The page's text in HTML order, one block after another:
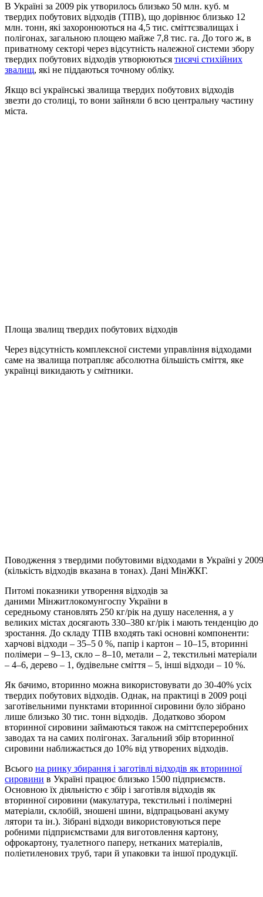
В Україні за 2009 рік утворилось близько 50 млн. куб. м
твердих побутових відходів (ТПВ), що дорівнює близько 12
млн. тонн, які захоронюються на 4,5 тис. сміттєзвалищах і
полігонах, загальною площею майже 7,8 тис. га. До того ж, в
приватному секторі через відсутність належної системи збору
твердих побутових відходів утворюються тисячі стихійних
звалищ, які не піддаються точному обліку.
Якщо всі українські звалища твердих побутових відходів
звезти до столиці, то вони зайняли б всю центральну частину
міста.
Площа звалищ твердих побутових відходів
Через відсутність комплексної системи управління відходами
саме на звалища потрапляє абсолютна більшість сміття, яке
українці викидають у смітники.
Поводження з твердими побутовими відходами в Україні у
(кількість відходів вказана в тонах). Дані МінЖКГ.
Питомі показники утворення відходів за
даними Мінжитлокомунгоспу України в
середньому становлять 250 кг/рік на душу населення, а у
великих містах досягають 330–380 кг/рік і мають тенденцію до
зростання. До складу ТПВ входять такі основні компоненти:
харчові відходи – 35–5 0 %, папір і картон – 10–15, вторинні
полімери – 9–13, скло – 8–10, метали – 2, текстильні матеріали
– 4–6, дерево – 1, будівельне сміття – 5, інші відходи – 10 %.
Як бачимо, вторинно можна використовувати до 30-40% усіх
твердих побутових відходів. Однак, на практиці в 2009 році
заготівельними пунктами вторинної сировини було зібрано
лише близько 30 тис. тонн відходів. Додатково збором
вторинної сировини займаються також на сміттєпереробних
заводах та на самих полігонах. Загальний збір вторинної
сировини наближається до 10% від утворених відходів.
Всього на ринку збирання і заготівлі відходів як вторинної
сировини в Україні працює близько 1500 підприємств.
Основною їх діяльністю є збір і заготівля відходів як
вторинної сировини (макулатура, текстильні і полімерні
матеріали, склобій, зношені шини, відпрацьовані акуму
лятори та ін.). Зібрані відходи використовуються пере
робними підприємствами для виготовлення картону,
офрокартону, туалетного паперу, нетканих матеріалів,
поліетиленових труб, тари й упаковки та іншої продукції.